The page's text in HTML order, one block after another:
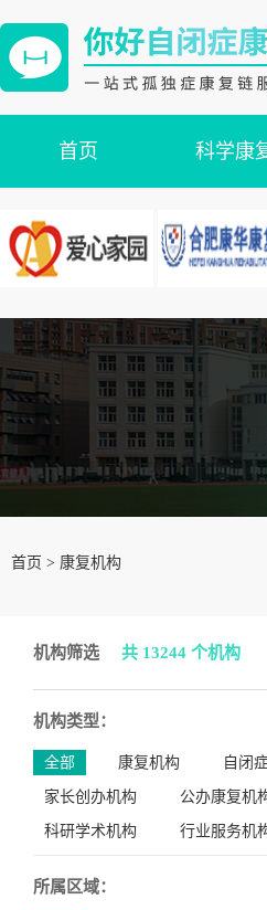
首页 科学康
首页 > 康复机构
机构筛选 共 13244 个机构
机构类型：
全部 康复机构 自闭
家长创办机构 公办康复机
科研学术机构 行业服务机
所属区域：